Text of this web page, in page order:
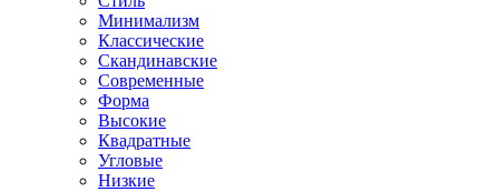
Минимализм
Классические
Скандинавские
Современные
Форма
Высокие
Квадратные
Угловые
Низкие